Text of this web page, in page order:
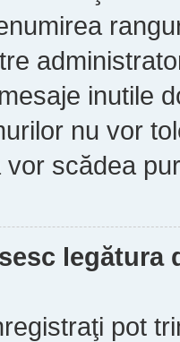
inutile
nu vor
scădea
pot